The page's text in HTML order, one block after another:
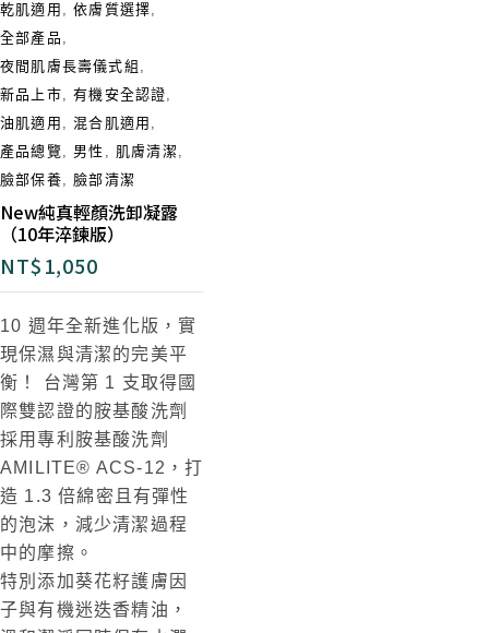
乾肌適用 ,依膚質選擇,
全部產品 ,
夜間肌膚長壽儀式組​ ,
新品上市,有機安全認證,
油肌適用 ,混合肌適用 ,
產品總覽, 男性 , 肌膚清潔 ,
臉部保養,臉部清潔
New純真輕顏洗卸凝露
（10年淬鍊版）
NT$1,050
10 週年全新進化版 ，實
現保濕與清潔的完美平
衡！ 台灣第 1 支取得國
際雙認證的胺基酸洗劑
採用專利胺基酸洗劑
AMILITE® ACS-12，打
造 1.3 倍綿 密且有彈性
的泡沫，減少清潔過程
中的摩擦。
特別添加葵花籽護膚因
子與有機迷迭香精油 ，